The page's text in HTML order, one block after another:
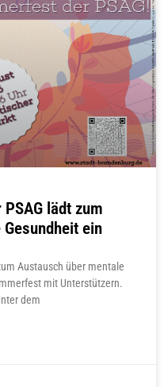
lädt zum
ein
Austausch über mentale
mit Unterstützern.
dem